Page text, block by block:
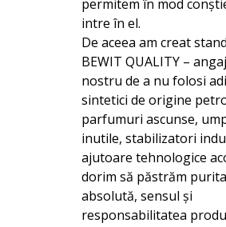
permitem în mod
intre în el.
De aceea am creat
BEWIT QUALITY –
nostru de a nu folosi
sintetici de origine
parfumuri ascunse,
inutile, stabilizatori
ajutoare tehnologice
dorim să păstrăm
absolută, sensul și
responsabilitatea